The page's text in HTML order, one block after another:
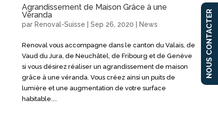
Agrandissement de Maison Grâce à une
Véranda
par Renoval-Suisse Sep 26, 2020 News
Renoval vous accompagne dans le canton du Valais, de
Vaud du Jura, de Neuchâtel, de Fribourg et de Genève
si vous désirez réaliser un agrandissement de maison
grâce à une véranda. Vous créez ainsi un puits de
lumière et une augmentation de votre surface
habitable....
NOUS CONTACTER